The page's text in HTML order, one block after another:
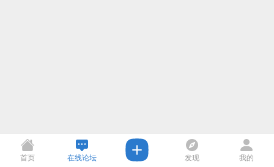
首页 在线论坛 发现 我的